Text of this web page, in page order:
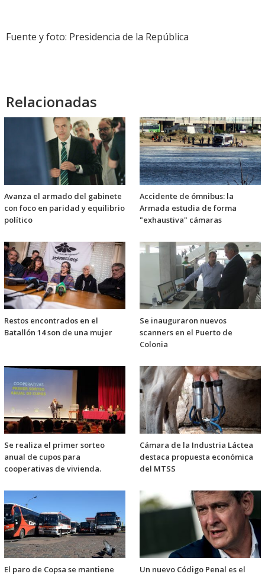
Fuente y foto: Presidencia de la República
Relacionadas
Avanza el armado del gabinete
con foco en paridad y equilibrio
político
Accidente de ómnibus: la
Armada estudia de forma
"exhaustiva" cámaras
Restos encontrados en el
Batallón 14 son de una mujer
Se inauguraron nuevos
scanners en el Puerto de
Colonia
Se realiza el primer sorteo
anual de cupos para
cooperativas de vivienda.
Cámara de la Industria Láctea
destaca propuesta económica
del MTSS
El paro de Copsa se mantiene
Un nuevo Código Penal es el